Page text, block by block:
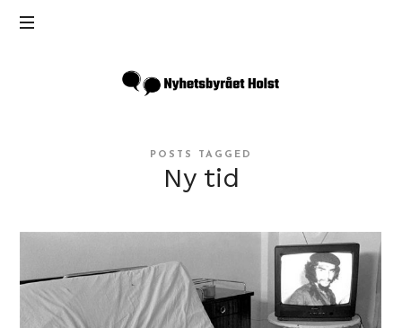
Inga
Holst
POSTS TAGGED
Ny tid